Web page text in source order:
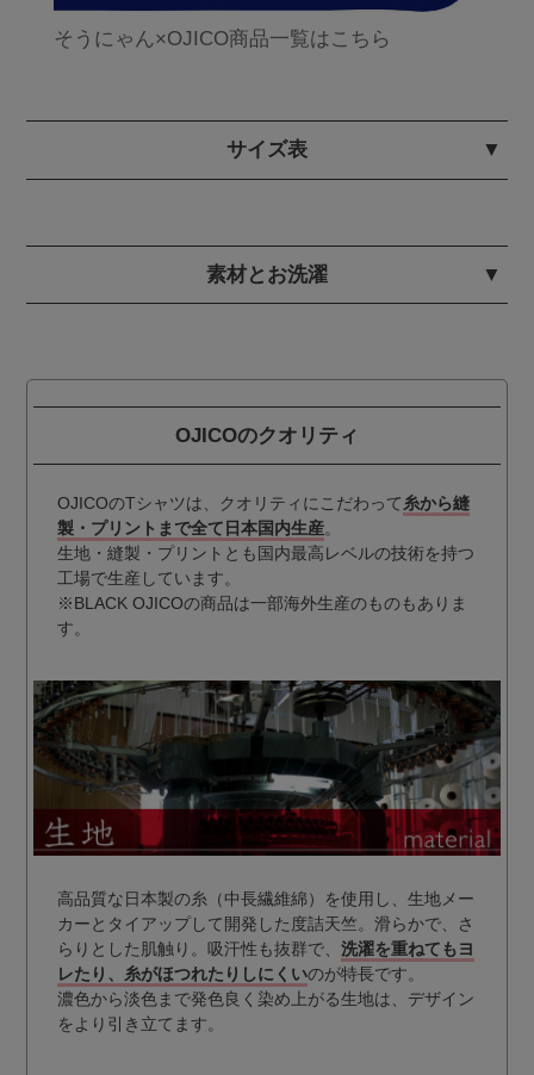
そうにゃん×OJICO商品一覧はこちら
サイズ表
素材とお洗濯
OJICOのクオリティ
OJICOのTシャツは、クオリティにこだわって糸から縫
製・プリントまで全て日本国内生産。
生地・縫製・プリントとも国内最高レベルの技術を持つ
工場で生産しています。
※BLACK OJICOの商品は一部海外生産のものもありま
す。
高品質な日本製の糸（中長繊維綿）を使用し、生地メー
カーとタイアップして開発した度詰天竺。滑らかで、さ
らりとした肌触り。吸汗性も抜群で、 洗濯を重ねてもヨ
レたり、糸がほつれたりしにくいのが特長です。
濃色から淡色まで発色良く染め上がる生地は、デザイン
をより引き立てます。